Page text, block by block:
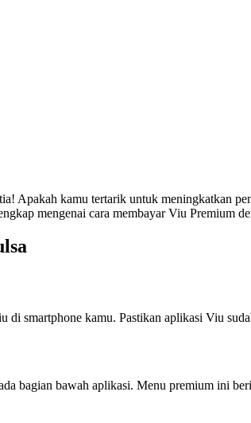
Apakah kamu tertarik untuk meningkatkan
mengenai cara membayar Viu Premium
smartphone kamu. Pastikan aplikasi Viu
bagian bawah aplikasi. Menu premium ini